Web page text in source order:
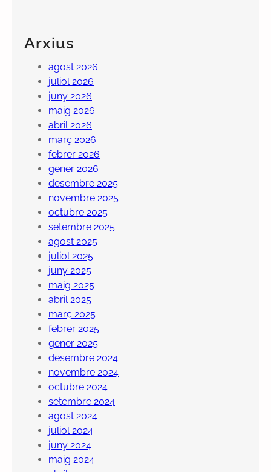
Arxius
agost 2026
juliol 2026
juny 2026
maig 2026
abril 2026
març 2026
febrer 2026
gener 2026
desembre 2025
novembre 2025
octubre 2025
setembre 2025
agost 2025
juliol 2025
juny 2025
maig 2025
abril 2025
març 2025
febrer 2025
gener 2025
desembre 2024
novembre 2024
octubre 2024
setembre 2024
agost 2024
juliol 2024
juny 2024
maig 2024